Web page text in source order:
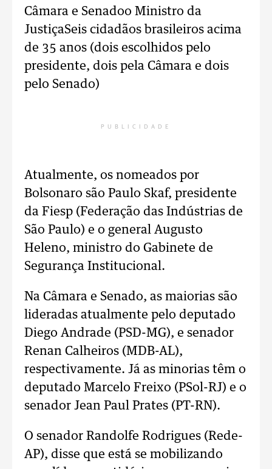
Câmara e Senadoo Ministro da
JustiçaSeis cidadãos brasileiros acima
de 35 anos (dois escolhidos pelo
presidente, dois pela Câmara e dois
pelo Senado)
PUBLICIDADE
Atualmente, os nomeados por
Bolsonaro são Paulo Skaf, presidente
da Fiesp (Federação das Indústrias de
São Paulo) e o general Augusto
Heleno, ministro do Gabinete de
Segurança Institucional.
Na Câmara e Senado, as maiorias são
lideradas atualmente pelo deputado
Diego Andrade (PSD-MG), e senador
Renan Calheiros (MDB-AL),
respectivamente. Já as minorias têm o
deputado Marcelo Freixo (PSol-RJ) e o
senador Jean Paul Prates (PT-RN).
O senador Randolfe Rodrigues (Rede-
AP), disse que está se mobilizando